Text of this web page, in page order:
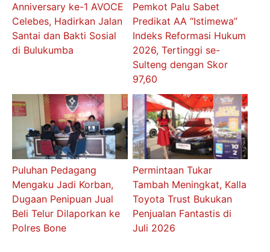
Anniversary ke-1 AVOCE
Celebes, Hadirkan Jalan
Santai dan Bakti Sosial
di Bulukumba
Pemkot Palu Sabet
Predikat AA “Istimewa”
Indeks Reformasi Hukum
2026, Tertinggi se-
Sulteng dengan Skor
97,60
Puluhan Pedagang
Mengaku Jadi Korban,
Dugaan Penipuan Jual
Beli Telur Dilaporkan ke
Polres Bone
Permintaan Tukar
Tambah Meningkat, Kalla
Toyota Trust Bukukan
Penjualan Fantastis di
Juli 2026